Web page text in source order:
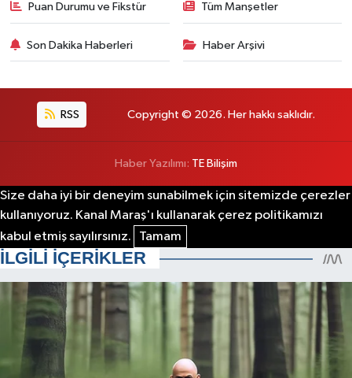
Puan Durumu ve Fikstür Tüm Manşetler
Son Dakika Haberleri Haber Arşivi
RSS Copyright © 2026. Her hakkı saklıdır.
Haber Yazılımı: TE Bilişim
Size daha iyi bir deneyim sunabilmek için sitemizde çerezler
kullanıyoruz. Kanal Maraş'ı kullanarak çerez politikamızı
kabul etmiş sayılırsınız.
Tamam